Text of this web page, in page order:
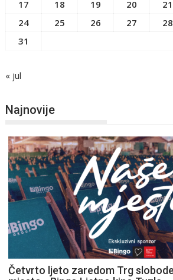
17
18 19 20 21
24
25 26 27 28
31
« jul
Najnovije
Četvrto ljeto zaredom Trg